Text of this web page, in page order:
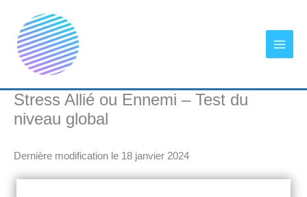
contenu
Stress Allié ou Ennemi – Test du
niveau global
Dernière modification le 18 janvier 2024